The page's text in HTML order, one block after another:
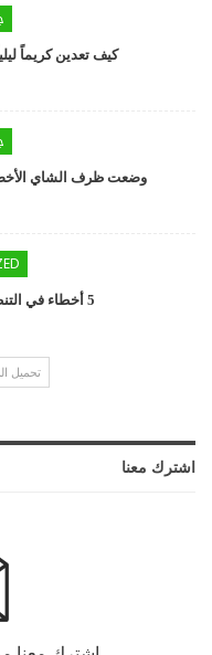
كيف تعدين كريماً
وضعت ظرف الشاي
5 أخطاء في التنظيف تجذب الغبار إلى المنزل
تحميل
اشترك معنا